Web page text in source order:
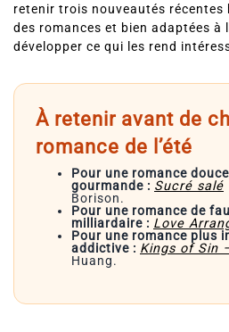
retenir trois nouveautés récentes
des romances et bien adaptées à
développer ce qui les rend
À retenir avant de
romance de l’été
Pour une romance
gourmande : Sucré salé
Borison.
Pour une romance de
milliardaire : Love
Pour une romance plus
addictive : Kings of Sin
Huang.